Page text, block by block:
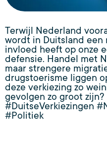
Terwijl Nederland
wordt in Duitsland een
invloed heeft op onze
defensie. Handel met
maar strengere
drugstoerisme liggen
deze verkiezing zo
gevolgen zo groot zijn?
#DuitseVerkiezingen
#Politiek